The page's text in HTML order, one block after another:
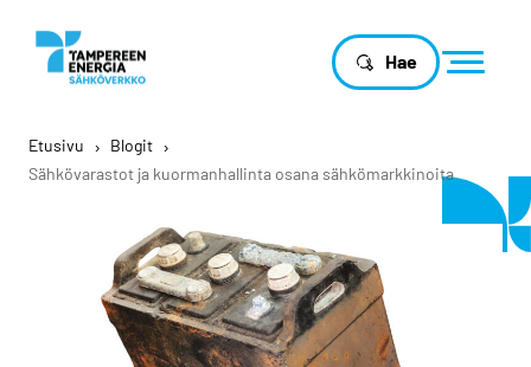
Hae
Etusivu › Blogit ›
Sähkövarastot ja kuormanhallinta osana sähkömarkkinoita